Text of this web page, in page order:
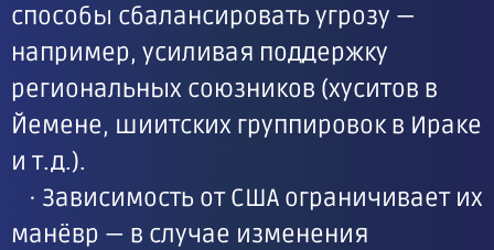
способы сбалансировать угрозу —
например, усиливая поддержку
региональных союзников (хуситов в
Йемене, шиитских группировок в Ираке
и т. д.).
· Зависимость от США ограничивает их
манёвр — в случае изменения